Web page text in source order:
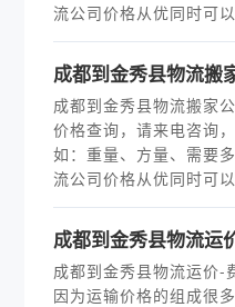
流公司价格从优同时可以
成都到金秀县物流搬
成都到金秀县物流搬家
价格查询，请来电咨询
如：重量、方量、需要
流公司价格从优同时可以
成都到金秀县物流运
成都到金秀县物流运价-
因为运输价格的组成很